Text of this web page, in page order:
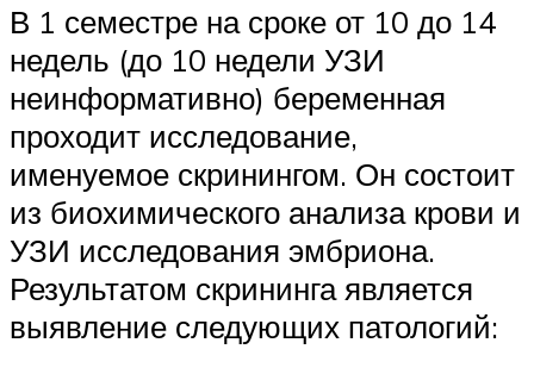
В 1 семестре на сроке от 10 до 14
недель (до 10 недели УЗИ
неинформативно) беременная
проходит исследование,
именуемое скринингом. Он состоит
из биохимического анализа крови и
УЗИ исследования эмбриона.
Результатом скрининга является
выявление следующих патологий: